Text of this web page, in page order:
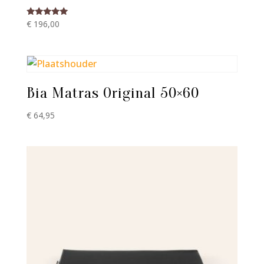
Gewaardeerd
€196,00
Bia Matras Original 50×60
€64,95